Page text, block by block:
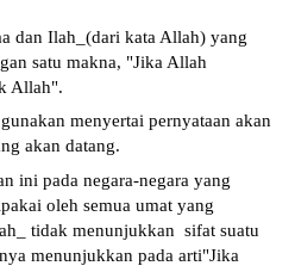
dan Ilah_(dari kata Allah) yang
satu makna, "Jika Allah
Allah".
menyertai pernyataan akan
akan datang.
ini pada negara-negara yang
oleh semua umat yang
tidak menunjukkan  sifat suatu
menunjukkan pada arti"Jika